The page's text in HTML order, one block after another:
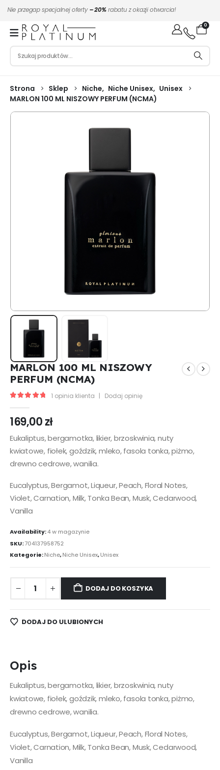
Nie przegap specjalnej oferty – 20%rabatu z okazji otwarcia!
0
Strona Sklep Niche, Niche Unisex, Unisex
MARLON 100 ML NISZOWY PERFUM (NCMA)
MARLON 100 ML NISZOWY
PERFUM (NCMA)
1 opinia klienta | Dodaj opinię
169,00zł
Eukaliptus, bergamotka, likier, brzoskwinia, nuty
kwiatowe, fiołek, goździk, mleko, fasola tonka, piżmo,
drewno cedrowe, wanilia.
Eucalyptus, Bergamot, Liqueur, Peach, Floral Notes,
Violet, Carnation, Milk, Tonka Bean, Musk, Cedarwood,
Vanilla
Availability:4 w magazynie
SKU:704137958752
Kategorie:Niche,Niche Unisex,Unisex
DODAJ DO KOSZYKA
DODAJ DO ULUBIONYCH
Opis
Eukaliptus, bergamotka, likier, brzoskwinia, nuty
kwiatowe, fiołek, goździk, mleko, fasola tonka, piżmo,
drewno cedrowe, wanilia.
Eucalyptus, Bergamot, Liqueur, Peach, Floral Notes,
Violet, Carnation, Milk, Tonka Bean, Musk, Cedarwood,
Vanilla